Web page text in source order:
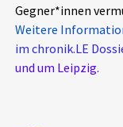
Aktuelles
Alle Beiträge
Über uns
Gegner*innen
Weitere
im chronik.LE
und um Leipzig.